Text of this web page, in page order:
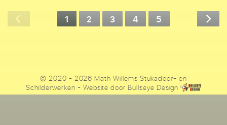
1 2 3 4 5
© 2020 - 2026 Math Willems Stukadoor- en
Schilderwerken - Website doorBullseye Design